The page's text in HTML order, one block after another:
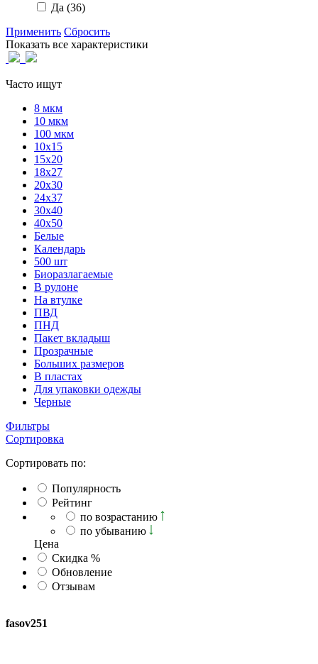
Да (36)
Применить Сбросить
Показать все характеристики
Часто ищут
8 мкм
10 мкм
100 мкм
10х15
15х20
18х27
20х30
24х37
30х40
40х50
Белые
Календарь
500 шт
Биоразлагаемые
В рулоне
На втулке
ПВД
ПНД
Пакет вкладыш
Прозрачные
Больших размеров
В пластах
Для упаковки одежды
Черные
Фильтры
Сортировка
Сортировать по:
Популярность
Рейтинг
по возрастанию
по убыванию
Ценa
Скидка %
Обновление
Отзывам
fasov251